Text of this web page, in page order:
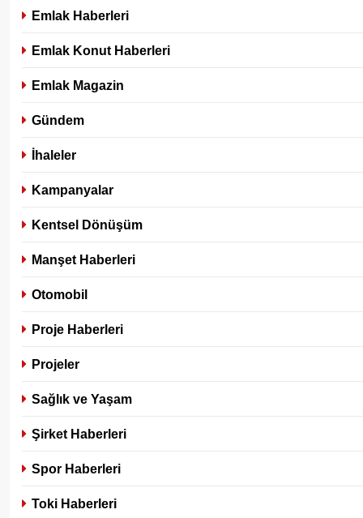
Emlak Haberleri
Emlak Konut Haberleri
Emlak Magazin
Gündem
İhaleler
Kampanyalar
Kentsel Dönüşüm
Manşet Haberleri
Otomobil
Proje Haberleri
Projeler
Sağlık ve Yaşam
Şirket Haberleri
Spor Haberleri
Toki Haberleri